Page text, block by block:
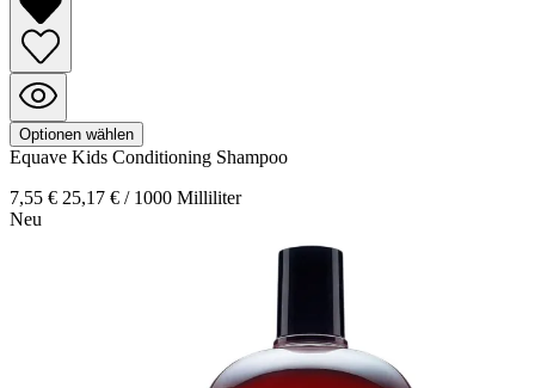
Optionen wählen
Equave Kids Conditioning Shampoo
7,55 € 25,17 € / 1000 Milliliter
Neu